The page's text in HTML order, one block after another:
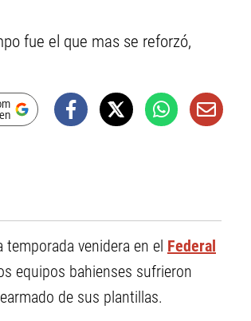
fue el que mas se reforzó,
en
venidera en el Federal
equipos bahienses sufrieron
de sus plantillas.